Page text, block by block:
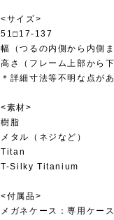
<サイズ>
51□17-137
幅（つるの内側から内側
高さ（フレーム上部から
＊詳細寸法等不明な点が
<素材>
樹脂
メタル（ネジなど）
Titan
T-Silky Titanium
<付属品>
メガネケース：専用ケー